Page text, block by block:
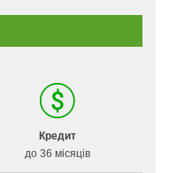
Кредит
до 36 місяців